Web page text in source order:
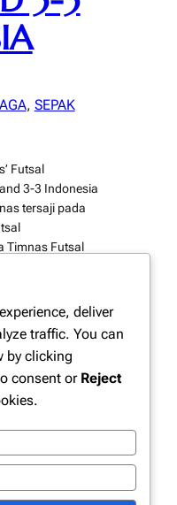
, SEPAK
Futsal
3-3 Indonesia
tersaji pada
Timnas Futsal
yang di gelar
tersebut
awal dan
deliver
traffic. You can
by clicking
consent or Reject